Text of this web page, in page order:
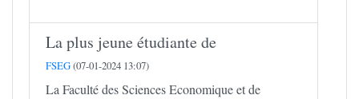
La plus jeune étudiante de
FSEG(07-01-2024 13:07)
La Faculté des Sciences Economique et de